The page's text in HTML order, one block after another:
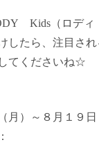
Kids （ロデ
したら、注目さ
てくださいね☆
）～８月１９日